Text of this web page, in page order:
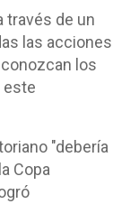
través de un
las acciones
los
este
"debería
Copa